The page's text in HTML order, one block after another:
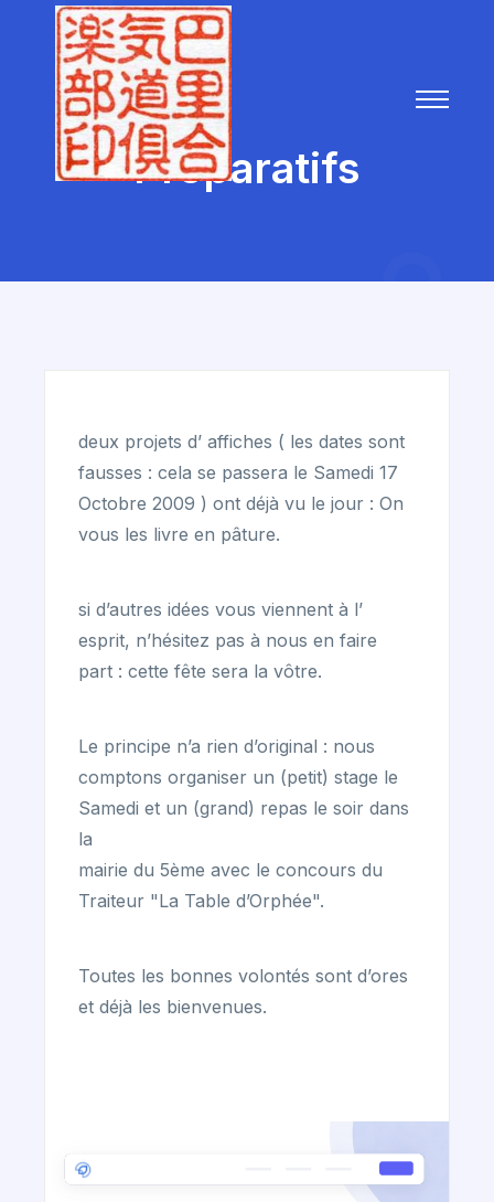
Préparatifs
deux projets d’ affiches ( les dates sont
fausses : cela se passera le Samedi 17
Octobre 2009 ) ont déjà vu le jour : On
vous les livre en pâture.
si d’autres idées vous viennent à l’
esprit, n’hésitez pas à nous en faire
part : cette fête sera la vôtre.
Le principe n’a rien d’original : nous
comptons organiser un (petit) stage le
Samedi et un (grand) repas le soir dans
la
mairie du 5ème avec le concours du
Traiteur "La Table d’Orphée".
Toutes les bonnes volontés sont d’ores
et déjà les bienvenues.